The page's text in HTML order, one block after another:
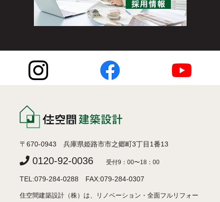
〒670-0943 兵庫県姫路市市之郷町3丁目1番13
0120-92-0036 受付9：00〜18：00
TEL:079-284-0288 FAX:079-284-0307
住空間建築設計（株）は、リノベーション・全面フルリフォー